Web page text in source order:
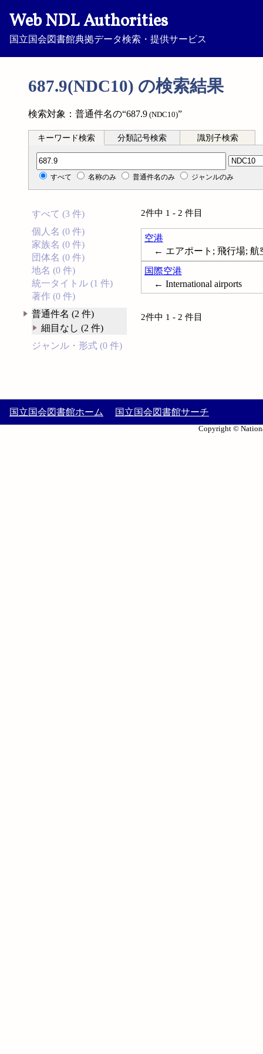
Web NDL Authorities
国立国会図書館典拠データ検索・提供サービス
687.9(NDC10) の検索結果
検索対象：普通件名の“687.9 (NDC10)”
キーワード検索 分類記号検索 識別子検索
分類記号検索
すべて 名称のみ 普通件名のみ ジャンルのみ
すべて (3 件)
個人名 (0 件)
家族名 (0 件)
団体名 (0 件)
地名 (0 件)
統一タイトル (1 件)
著作 (0 件)
普通件名 (2 件)
細目なし (2 件)
ジャンル・形式 (0 件)
2件中 1 - 2 件目
空港
← エアポート; 飛行場; 航
国際空港
← International airports
2件中 1 - 2 件目
国立国会図書館ホーム 国立国会図書館サーチ
Copyright ©